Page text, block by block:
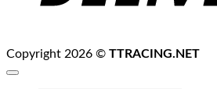
Copyright 2026 © TTRACING.NET